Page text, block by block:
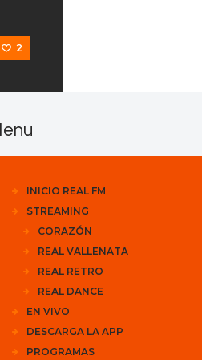
2
INICIO REAL FM
STREAMING
CORAZÓN
REAL VALLENATA
REAL RETRO
REAL DANCE
EN VIVO
DESCARGA LA APP
PROGRAMAS